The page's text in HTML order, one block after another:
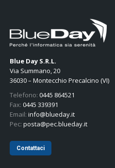
Blue Day S.R.L.
Via Summano, 20
36030 – Montecchio Precalcino (VI)
Telefono: 0445 864521
Fax: 0445 339391
Email: info@blueday.it
Pec: posta@pec.blueday.it
Contattaci